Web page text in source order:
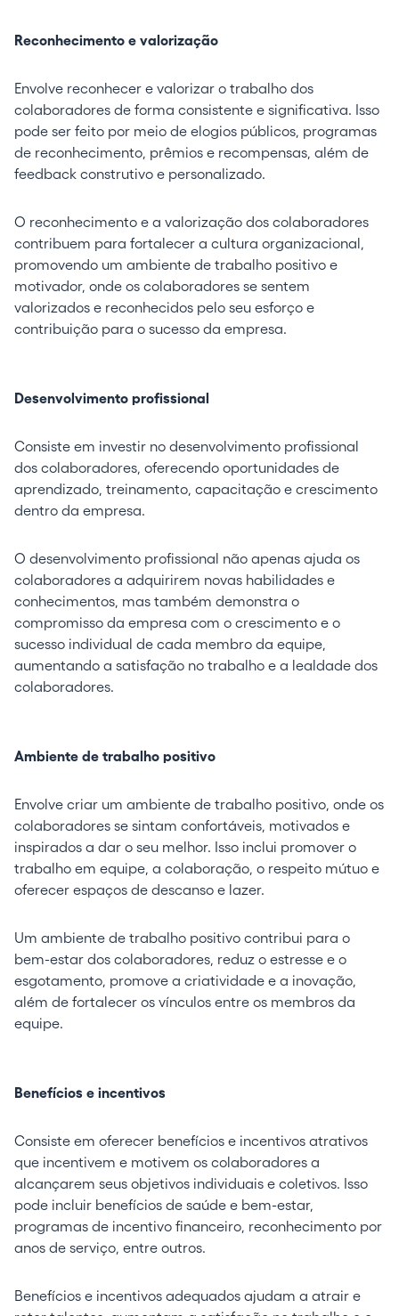
Reconhecimento e valorização
Envolve reconhecer e valorizar o trabalho dos
colaboradores de forma consistente e significativa. Isso
pode ser feito por meio de elogios públicos, programas
de reconhecimento, prêmios e recompensas, além de
feedback construtivo e personalizado.
O reconhecimento e a valorização dos colaboradores
contribuem para fortalecer a cultura organizacional,
promovendo um ambiente de trabalho positivo e
motivador, onde os colaboradores se sentem
valorizados e reconhecidos pelo seu esforço e
contribuição para o sucesso da empresa.
Desenvolvimento profissional
Consiste em investir no desenvolvimento profissional
dos colaboradores, oferecendo oportunidades de
aprendizado, treinamento, capacitação e crescimento
dentro da empresa.
O desenvolvimento profissional não apenas ajuda os
colaboradores a adquirirem novas habilidades e
conhecimentos, mas também demonstra o
compromisso da empresa com o crescimento e o
sucesso individual de cada membro da equipe,
aumentando a satisfação no trabalho e a lealdade dos
colaboradores.
Ambiente de trabalho positivo
Envolve criar um ambiente de trabalho positivo, onde os
colaboradores se sintam confortáveis, motivados e
inspirados a dar o seu melhor. Isso inclui promover o
trabalho em equipe, a colaboração, o respeito mútuo e
oferecer espaços de descanso e lazer.
Um ambiente de trabalho positivo contribui para o
bem-estar dos colaboradores, reduz o estresse e o
esgotamento, promove a criatividade e a inovação,
além de fortalecer os vínculos entre os membros da
equipe.
Benefícios e incentivos
Consiste em oferecer benefícios e incentivos atrativos
que incentivem e motivem os colaboradores a
alcançarem seus objetivos individuais e coletivos. Isso
pode incluir benefícios de saúde e bem-estar,
programas de incentivo financeiro, reconhecimento por
anos de serviço, entre outros.
Benefícios e incentivos adequados ajudam a atrair e